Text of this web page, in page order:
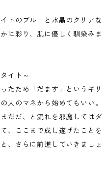
トのブルーと水晶のクリアな
に彩り、肌に優しく馴染みま
イト～
たため「だます」というギリ
人のマネから始めてもいい。
だだ、と流れを邪魔してはダ
、ここまで成し遂げたことを
、さらに前進していきましょ